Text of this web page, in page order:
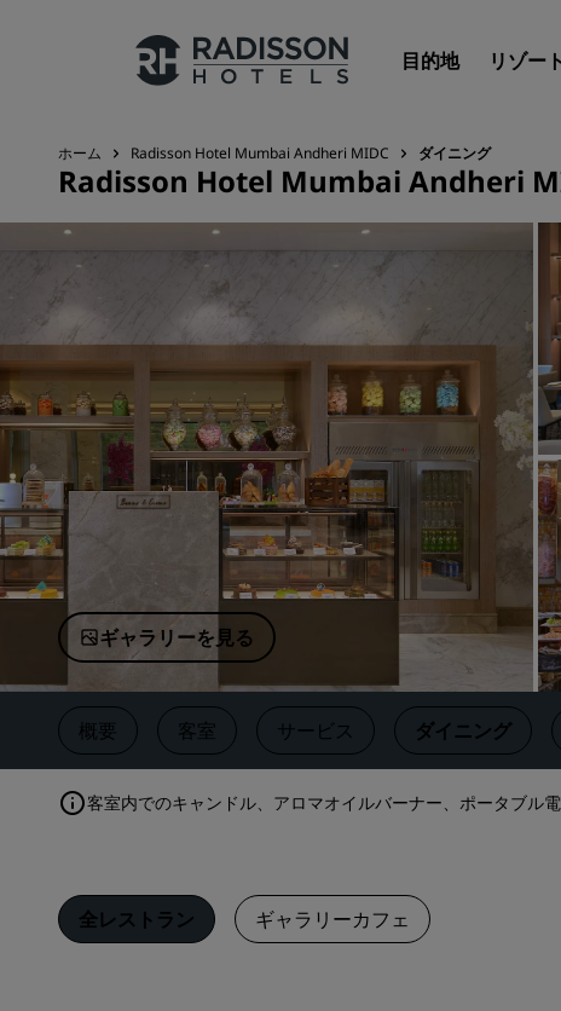
目的地 リゾート
Radisson Hotels のブランド
Radisson Hotels ブランド
中国の関連ブランド
ホーム Radisson Hotel Mumbai Andheri MIDC ダイニング
Radisson Hotel Mumbai Andheri
ギャラリーを見る
概要 客室 サービス ダイニング
客室内でのキャンドル、アロマオイルバーナー、ポータブル
全レストラン ギャラリーカフェ